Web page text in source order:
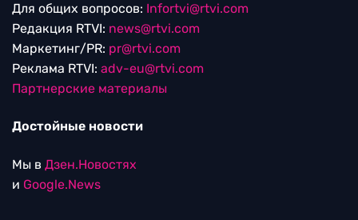
Для общих вопросов: Infortvi@rtvi.com
Редакция RTVI: news@rtvi.com
Маркетинг/PR: pr@rtvi.com
Реклама RTVI: adv-eu@rtvi.com
Партнерские материалы
Достойные новости
Мы в Дзен.Новостях
и Google.News